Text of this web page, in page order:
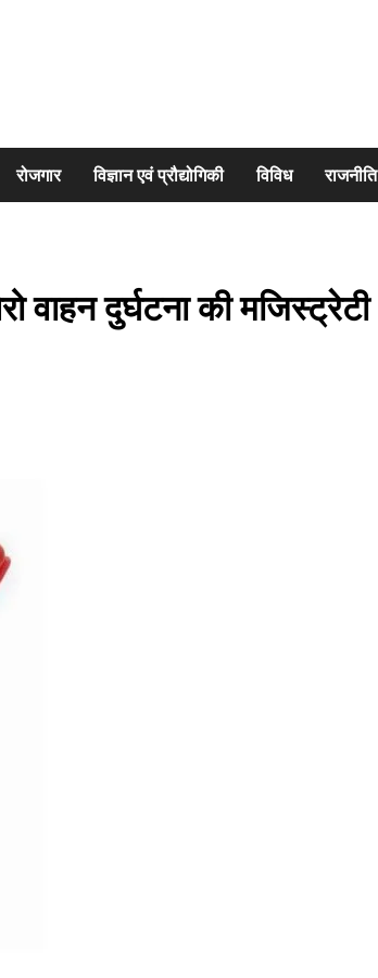
रोजगार विज्ञान एवं प्रौद्योगिकी विविध राजनीति
वाहन दुर्घटना की मजिस्ट्रेटी